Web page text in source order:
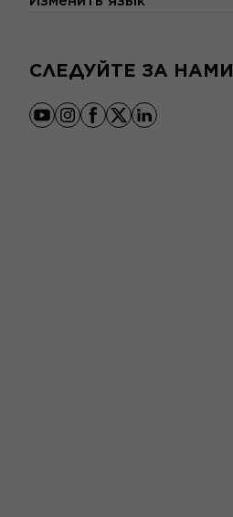
СЛЕДУЙТЕ ЗА НАМИ
youtube
instagram
facebook
x linkedin